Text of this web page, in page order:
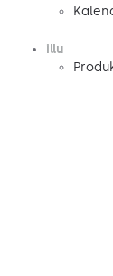
illu